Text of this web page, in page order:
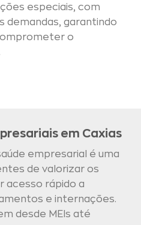
especiais, com
demandas, garantindo
o
em Caxias
empresarial é uma
de valorizar os
acesso rápido a
e internações.
desde MEIs até